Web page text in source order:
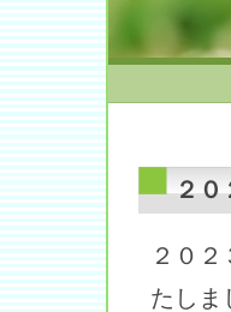
２
２０
たしま